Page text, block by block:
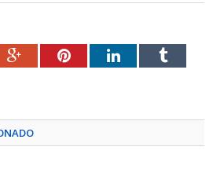
Google+PinterestLinkedInTumblr